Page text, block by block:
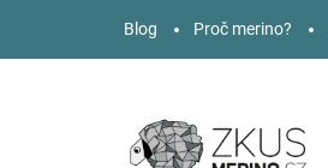
obsah
Blog Proč merino?